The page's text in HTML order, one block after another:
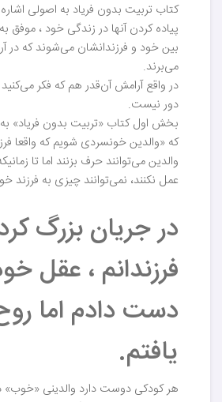
کتاب تربیت بدون فریاد به اصولی اشاره
پیاده کردن آنها در زندگی خود ، موفق
بین خود و فرزندانشان می‌شوند که در
می‌برند.
در واقع آرامش آن‌قدر هم که فکر
دور نیست.
بخش اول کتاب «تربیت بدون فریاد» به
که «والدین خونسردی شویم که واقعا
والدین می‌توانند حرف بزنند اما تا
عمل نکنند، نمی‌توانند چیزی به فرزند
در جریان بزرگ
فرزندانم ، عقل
دست دادم اما
یافتم.
هر کودکی دوست دارد والدینی «خوب»